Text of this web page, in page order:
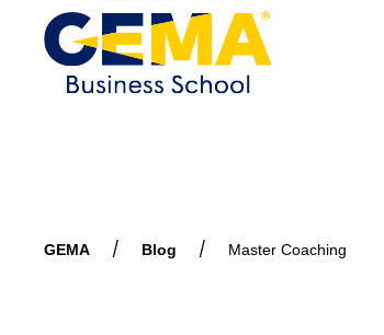
GEMA Blog Master Coaching